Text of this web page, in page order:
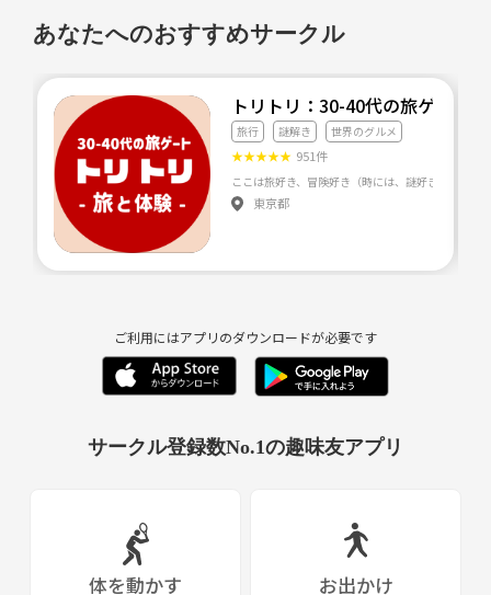
あなたへのおすすめサークル
トリトリ：30-40代の旅ゲート
旅行 謎解き 世界のグルメ
★★★★★ 951件
東京都
ご利用にはアプリのダウンロードが必要です
サークル登録数No.1の趣味友アプリ
体を動かす お出かけ